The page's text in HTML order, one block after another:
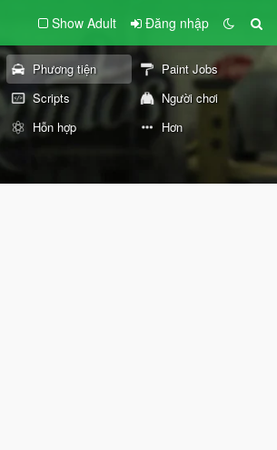
Show Adult Đăng nhập
Phương tiện
Paint Jobs
Scripts
Người chơi
Hỗn hợp Hơn